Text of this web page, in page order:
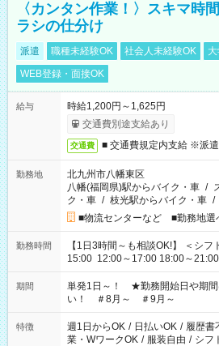
〈カンタン作業！〉スキマ時
ラシの仕分け
派遣 職種未経験OK 社会人未経験OK
WEB登録・面接OK
給与
時給1,200円～1,625円
交通費別途支給あり
交通費 ■ 交通費規定内支給 ※派
勤務地
北九州市八幡東区
八幡(福岡県)駅からバイク・車 /
ク・車 / 枝光駅からバイク・車 /
■物流センターなど ■勤務地選
勤務時間
【1日3時間～も相談OK!】 ＜シフト例＞ 9:00～12:00 10:00～
15:00 12:00～17:00 18:00～21:00 など こちら以外の
お気軽にご相談ください！
期間
単発1日～！ ★勤務開始日や期間
い！ ＃8月～ ＃9月～
特徴 週1日からOK / 日払いOK / 履歴書
業・WワークOK / 服装自由 / シフ